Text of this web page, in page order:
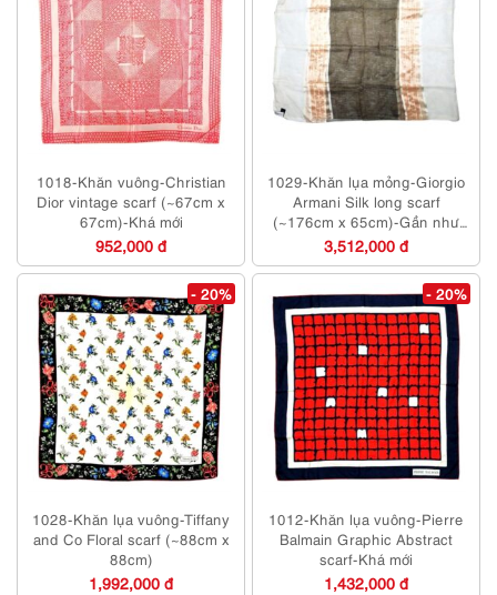
1018-Khăn vuông-Christian
Dior vintage scarf (~67cm x
67cm)-Khá mới
952,000 đ
1029-Khăn lụa mỏng-Giorgio
Armani Silk long scarf
(~176cm x 65cm)-Gần như
mới
3,512,000 đ
- 20%
1028-Khăn lụa vuông-Tiffany
and Co Floral scarf (~88cm x
88cm)
1,992,000 đ
- 20%
1012-Khăn lụa vuông-Pierre
Balmain Graphic Abstract
scarf-Khá mới
1,432,000 đ